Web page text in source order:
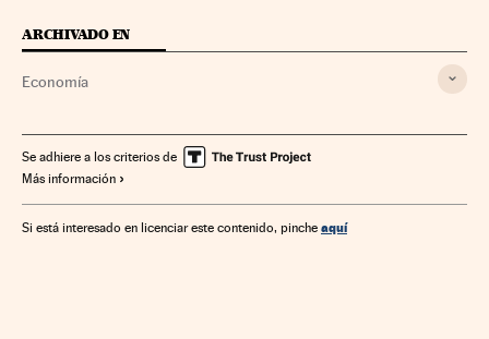
ARCHIVADO EN
Economía
Se adhiere a los criterios de
Más información
Si está interesado en licenciar este contenido, pinche aquí